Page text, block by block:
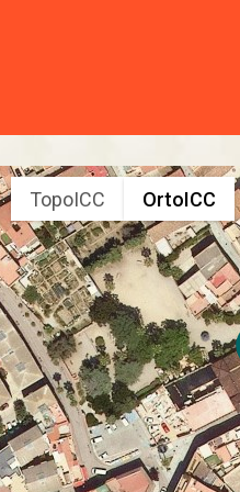
TopoICC OrtoICC